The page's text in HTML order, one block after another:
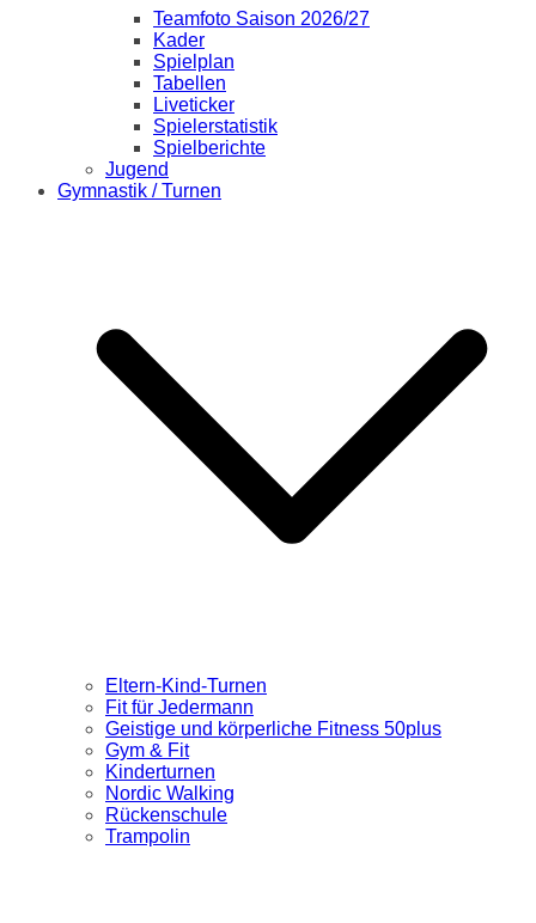
Teamfoto Saison 2026/27
Kader
Spielplan
Tabellen
Liveticker
Spielerstatistik
Spielberichte
Jugend
Gymnastik / Turnen
Eltern-Kind-Turnen
Fit für Jedermann
Geistige und körperliche Fitness 50plus
Gym & Fit
Kinderturnen
Nordic Walking
Rückenschule
Trampolin